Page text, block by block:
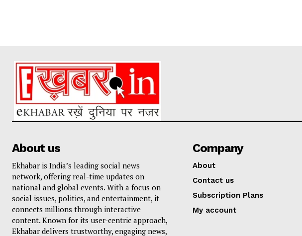
About us
Ekhabar is India’s leading social news
network, offering real-time updates on
national and global events. With a focus on
social issues, politics, and entertainment, it
connects millions through interactive
content. Known for its user-centric approach,
Ekhabar delivers trustworthy, engaging news,
Company
About
Contact us
Subscription Plans
My account